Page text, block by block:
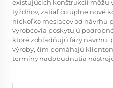
existujúcich konštrukcií môžu
týždňov, zatiaľ čo úplne nové
niekoľko mesiacov od návrhu
výrobcovia poskytujú
ktoré zohľadňujú fázy návrhu,
výroby, čím pomáhajú
termíny nadobudnutia